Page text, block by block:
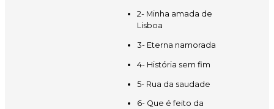
2- Minha amada de
Lisboa
3- Eterna namorada
4- História sem fim
5- Rua da saudade
6- Que é feito da